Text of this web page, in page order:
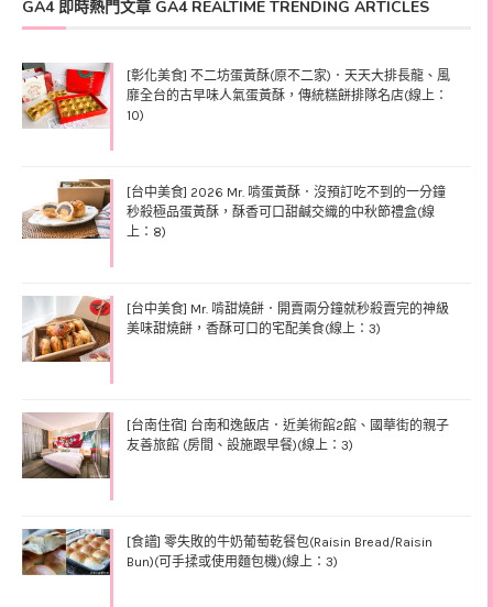
GA4 即時熱門文章 GA4 REALTIME TRENDING ARTICLES
[彰化美食] 不二坊蛋黃酥(原不二家)．天天大排長龍、風
靡全台的古早味人氣蛋黃酥，傳統糕餅排隊名店(線上：
10)
[台中美食] 2026 Mr. 啃蛋黃酥．沒預訂吃不到的一分鐘
秒殺極品蛋黃酥，酥香可口甜鹹交織的中秋節禮盒(線
上：8)
[台中美食] Mr. 啃甜燒餅．開賣兩分鐘就秒殺賣完的神級
美味甜燒餅，香酥可口的宅配美食(線上：3)
[台南住宿] 台南和逸飯店．近美術館2館、國華街的親子
友善旅館 (房間、設施跟早餐)(線上：3)
[食譜] 零失敗的牛奶葡萄乾餐包(Raisin Bread/Raisin
Bun)(可手揉或使用麵包機)(線上：3)